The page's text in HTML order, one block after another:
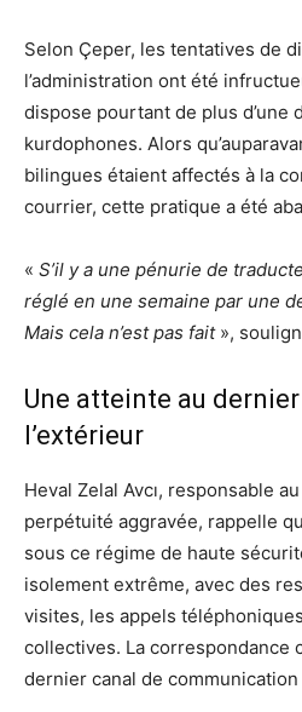
Selon Çeper, les tentatives de
l’administration ont été
dispose pourtant de plus d’une
kurdophones. Alors
bilingues étaient affectés à la
courrier, cette pratique a été
« S’il y a une pénurie de
réglé en une semaine par une
Mais cela n’est pas fait»,
Une atteinte au
l’extérieur
Heval Zelal Avcı, responsable
perpétuité aggravée, rappelle
sous ce régime de haute
isolement extrême, avec des
visites, les appels
collectives. La correspondance
dernier canal de